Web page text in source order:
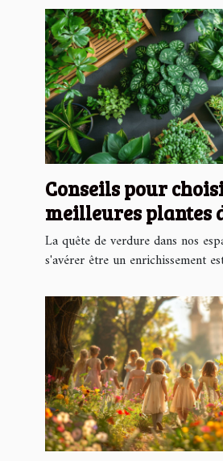
Conseils pour
meilleures plantes
faciles à entretenir
La quête de verdure dans nos
s'avérer être un enrichissement